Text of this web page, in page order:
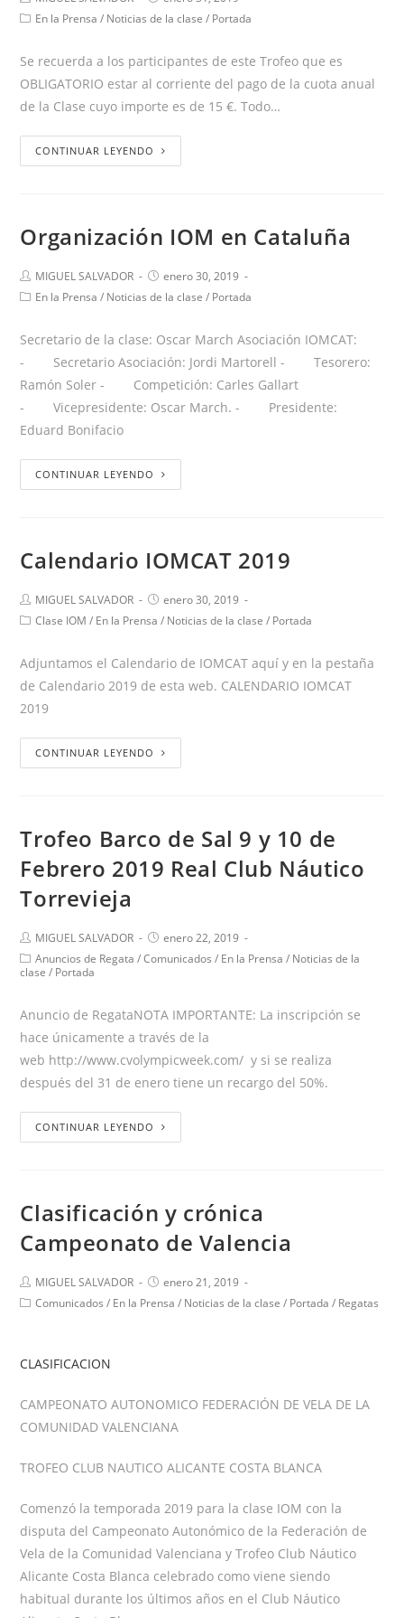
En la Prensa / Noticias de la clase / Portada
Se recuerda a los participantes de este Trofeo que es
OBLIGATORIO estar al corriente del pago de la cuota anual
de la Clase cuyo importe es de 15 €. Todo…
CONTINUAR LEYENDO
Organización IOM en Cataluña
MIGUEL SALVADOR
enero 30, 2019
En la Prensa / Noticias de la clase / Portada
Secretario de la clase: Oscar March Asociación IOMCAT:
- Secretario Asociación: Jordi Martorell - Tesorero:
Ramón Soler - Competición: Carles Gallart
- Vicepresidente: Oscar March. - Presidente:
Eduard Bonifacio
CONTINUAR LEYENDO
Calendario IOMCAT 2019
MIGUEL SALVADOR
enero 30, 2019
Clase IOM / En la Prensa / Noticias de la clase / Portada
Adjuntamos el Calendario de IOMCAT aquí y en la pestaña
de Calendario 2019 de esta web. CALENDARIO IOMCAT
2019
CONTINUAR LEYENDO
Trofeo Barco de Sal 9 y 10 de
Febrero 2019 Real Club Náutico
Torrevieja
MIGUEL SALVADOR
enero 22, 2019
Anuncios de Regata / Comunicados / En la Prensa / Noticias de la
clase / Portada
Anuncio de RegataNOTA IMPORTANTE: La inscripción se
hace únicamente a través de la
web http://www.cvolympicweek.com/ y si se realiza
después del 31 de enero tiene un recargo del 50%.
CONTINUAR LEYENDO
Clasificación y crónica
Campeonato de Valencia
MIGUEL SALVADOR
enero 21, 2019
Comunicados / En la Prensa / Noticias de la clase / Portada / Regatas
CLASIFICACION
CAMPEONATO AUTONOMICO FEDERACIÓN DE VELA DE LA
COMUNIDAD VALENCIANA
TROFEO CLUB NAUTICO ALICANTE COSTA BLANCA
Comenzó la temporada 2019 para la clase IOM con la
disputa del Campeonato Autonómico de la Federación de
Vela de la Comunidad Valenciana y Trofeo Club Náutico
Alicante Costa Blanca celebrado como viene siendo
habitual durante los últimos años en el Club Náutico